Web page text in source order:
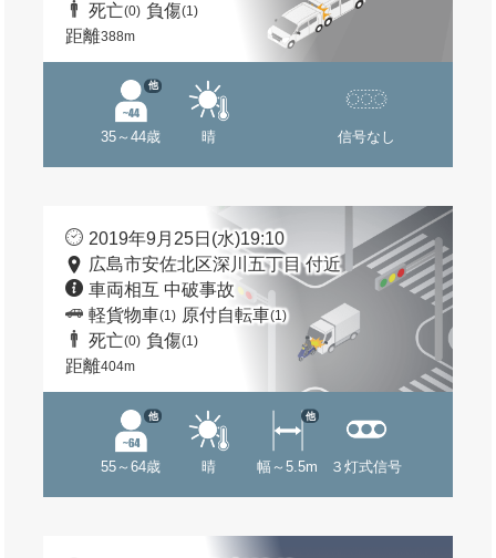
死亡(0) 負傷(1)
距離388m
35～44歳
他
晴 信号なし
2019年9月25日(水)19:10
広島市安佐北区深川五丁目 付近
車両相互 中破事故
軽貨物車(1) 原付自転車(1)
死亡(0) 負傷(1)
距離404m
55～64歳
他
晴 幅～5.5m
他
３灯式信号